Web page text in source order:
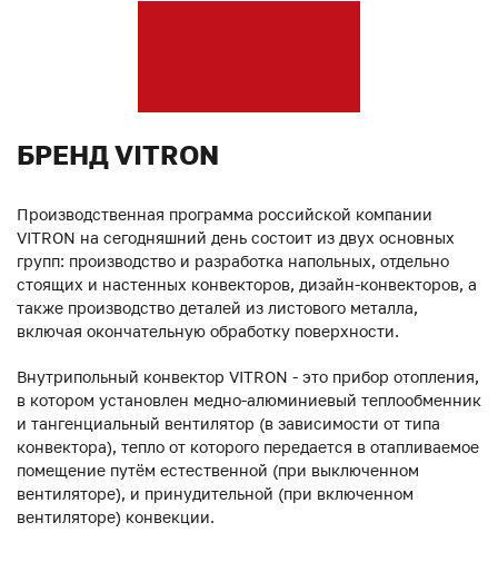
БРЕНД VITRON
Производственная программа российской компании
VITRON на сегодняшний день состоит из двух основных
групп: производство и разработка напольных, отдельно
стоящих и настенных конвекторов, дизайн-конвекторов, а
также производство деталей из листового металла,
включая окончательную обработку поверхности.
Внутрипольный конвектор VITRON - это прибор отопления,
в котором установлен медно-алюминиевый теплообменник
и тангенциальный вентилятор (в зависимости от типа
конвектора), тепло от которого передается в отапливаемое
помещение путём естественной (при выключенном
вентиляторе), и принудительной (при включенном
вентиляторе) конвекции.